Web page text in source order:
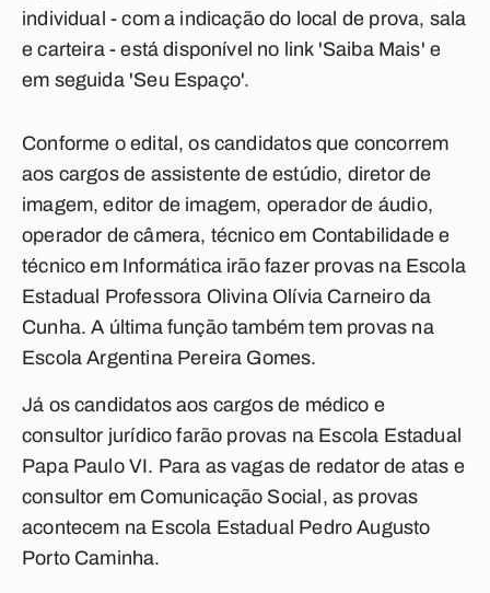
individual - com a indicação do local de prova, sala
e carteira - está disponível no link 'Saiba Mais' e
em seguida 'Seu Espaço'.
Conforme o edital, os candidatos que concorrem
aos cargos de assistente de estúdio, diretor de
imagem, editor de imagem, operador de áudio,
operador de câmera, técnico em Contabilidade e
técnico em Informática irão fazer provas na Escola
Estadual Professora Olivina Olívia Carneiro da
Cunha. A última função também tem provas na
Escola Argentina Pereira Gomes.
Já os candidatos aos cargos de médico e
consultor jurídico farão provas na Escola Estadual
Papa Paulo VI. Para as vagas de redator de atas e
consultor em Comunicação Social, as provas
acontecem na Escola Estadual Pedro Augusto
Porto Caminha.